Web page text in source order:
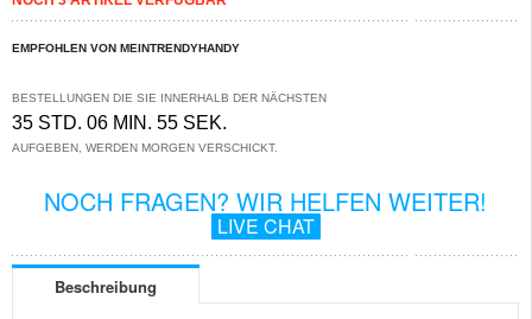
EMPFOHLEN VON MEINTRENDYHANDY
BESTELLUNGEN DIE SIE INNERHALB DER NÄCHSTEN
35 STD. 06 MIN. 55 SEK.
AUFGEBEN, WERDEN MORGEN VERSCHICKT.
NOCH FRAGEN? WIR HELFEN WEITER!
LIVE CHAT
Beschreibung